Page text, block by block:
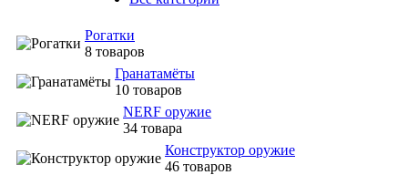
Рогатки
8 товаров
Гранатамёты
10 товаров
NERF оружие
34 товара
Конструктор оружие
46 товаров